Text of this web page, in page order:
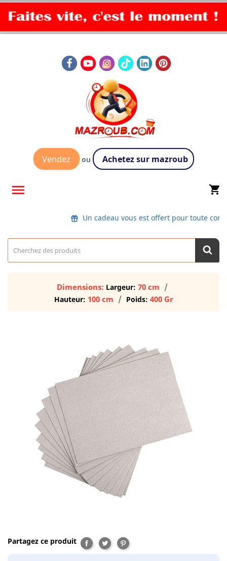
Vendez ou Achetez sur mazroub
 shopping_cart
Un cadeau vous est offert pour toute
Dimensions: Largeur: 70 cm
Hauteur: 100 cm Poids: 400 Gr
Partagez ce produit Partager
TweetPinterest